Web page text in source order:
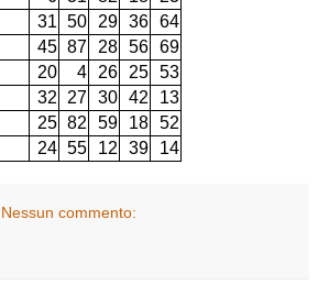
31 50 29 36 64
45 87 28 56 69
20 4 26 25 53
32 27 30 42
13
25 82 59 18 52
24 55 12 39 14
Nessun commento: